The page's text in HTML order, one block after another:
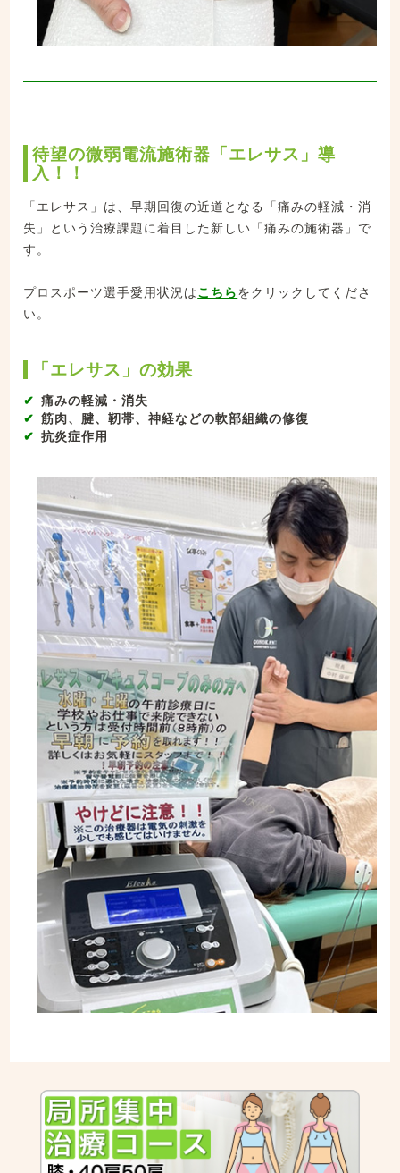
待望の微弱電流施術器「エレサス」導
入！！
「エレサス」は、早期回復の近道となる「痛みの軽減・消
失」という治療課題に着目した新しい「痛みの施術器」で
す。
プロスポーツ選手愛用状況はこちらをクリックしてくださ
い。
「エレサス」の効果
痛みの軽減・消失
筋肉、腱、靭帯、神経などの軟部組織の修復
抗炎症作用